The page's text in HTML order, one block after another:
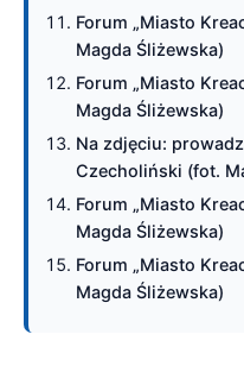
Forum „Miasto
Magda Śliżewska)
Forum „Miasto
Magda Śliżewska)
Na zdjęciu:
Czecholiński (fot.
Forum „Miasto
Magda Śliżewska)
Forum „Miasto
Magda Śliżewska)